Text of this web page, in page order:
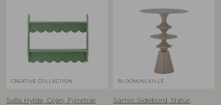
CREATIVE COLLECTION
Salla Hylde, Grøn, Fyrretræ
BLOOMINGVILLE
Samio Sidebord, Natur,